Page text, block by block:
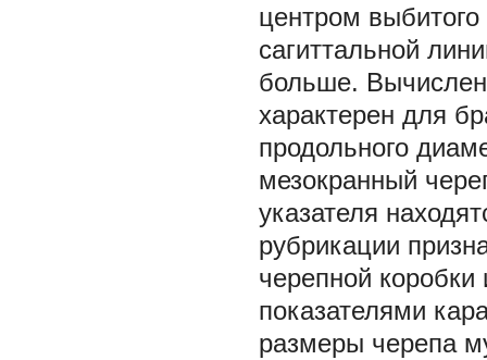
центром
сагиттальной
больше.
характерен для
продольного
мезокранный
указателя
рубрикации
черепной
показателями
размеры черепа